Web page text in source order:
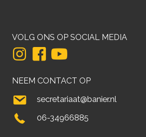
VOLG ONS OP SOCIAL MEDIA
NEEM CONTACT OP
secretariaat@banier.nl
06-34966885